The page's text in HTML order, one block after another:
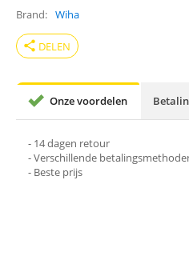
Brand Wiha
share DELEN
Onze voordelen
- 14 dagen retour
- Verschillende
- Beste prijs